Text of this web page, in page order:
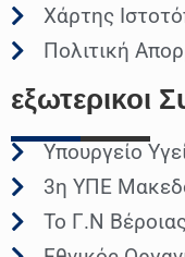
Χάρτης
Πολιτική
εξωτερικοι
Υπουργείο
3η ΥΠΕ
Το Γ.Ν